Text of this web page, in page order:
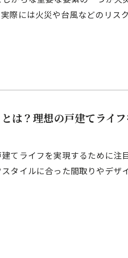
際には火災や台風などのリス
は？理想の戸建てライ
てライフを実現するために注
タイルに合った間取りやデザ